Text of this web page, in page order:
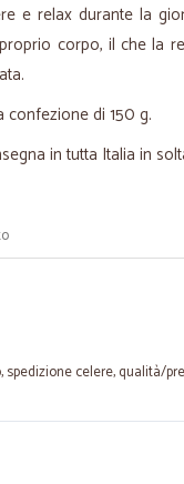
e relax durante la
corpo, il che la
di 150 g.
in tutta Italia in
celere, qualità/